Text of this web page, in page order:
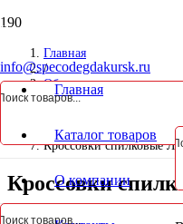
Курская обл., Октябрьский
info@specodegdakursk.ru
Главная
Каталог товаров
О компании
Главная
/
Обувь
/
Кроссовки спилковые
Кроссовки